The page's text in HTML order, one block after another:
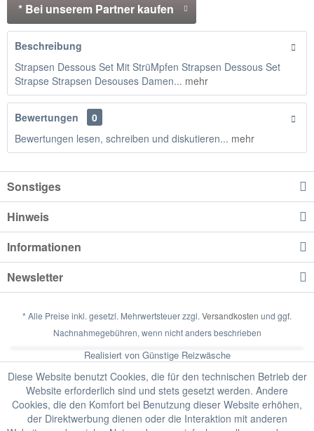
* Bei unserem Partner kaufen
Beschreibung
Strapsen Dessous Set Mit StrüMpfen Strapsen Dessous Set
Strapse Strapsen Desouses Damen... mehr
Bewertungen
0
Bewertungen lesen, schreiben und diskutieren... mehr
Sonstiges
Hinweis
Informationen
Newsletter
* Alle Preise inkl. gesetzl. Mehrwertsteuer zzgl. Versandkosten und ggf.
Nachnahmegebühren, wenn nicht anders beschrieben
Realisiert von Günstige Reizwäsche
Diese Website benutzt Cookies, die für den technischen Betrieb der
Website erforderlich sind und stets gesetzt werden. Andere
Cookies, die den Komfort bei Benutzung dieser Website erhöhen,
der Direktwerbung dienen oder die Interaktion mit anderen